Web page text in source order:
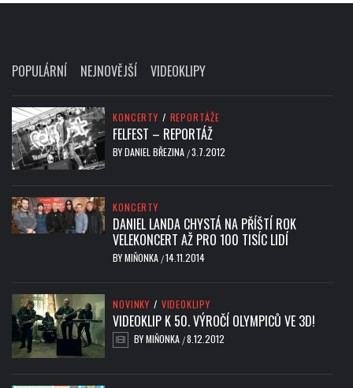
POPULÁRNÍ NEJNOVĚJŠÍ VIDEOKLIPY
KONCERTY / REPORTÁŽE
FELFEST – REPORTÁŽ
BYDANIEL BŘEZINA /3.7.2012
KONCERTY
DANIEL LANDA CHYSTÁ NA PŘÍŠTÍ ROK
VELEKONCERT AŽ PRO 100 TISÍC LIDÍ
BYMIŇONKA /14.11.2014
NOVINKY / VIDEOKLIPY
VIDEOKLIP K 50. VÝROČÍ OLYMPICŮ VE 3D!
BYMIŇONKA /8.12.2012